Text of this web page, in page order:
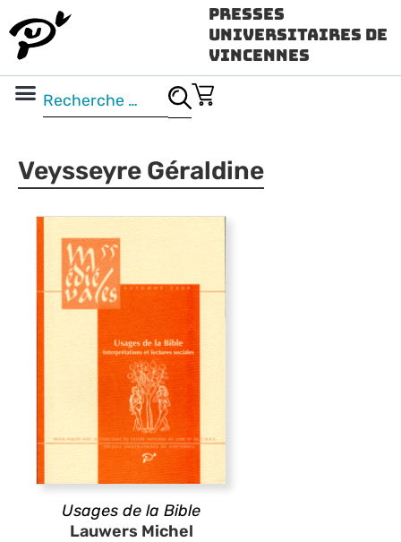
Presses
Universitaires de
Vincennes
Veysseyre Géraldine
Usages de la Bible
Lauwers Michel